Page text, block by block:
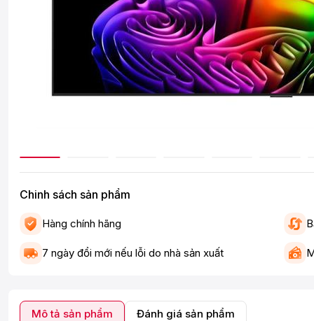
Chinh sách sản phẩm
Hàng chính hãng
7 ngày đổi mới nếu lỗi do nhà sản xuất
Mô tả sản phẩm Đánh giá sản phẩm